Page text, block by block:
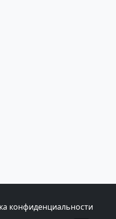
конфиденциальности